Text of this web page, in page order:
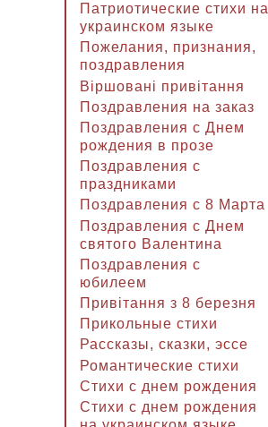
Патриотические стихи на
украинском языке
Пожелания, признания,
поздравления
Віршовані привітання
Поздравления на заказ
Поздравления с Днем
рождения в прозе
Поздравления с
праздниками
Поздравления с 8 Марта
Поздравления с Днем
святого Валентина
Поздравления с
юбилеем
Привітання з 8 березня
Прикольные стихи
Рассказы, сказки, эссе
Романтические стихи
Стихи с днем рождения
Стихи с днем рождения